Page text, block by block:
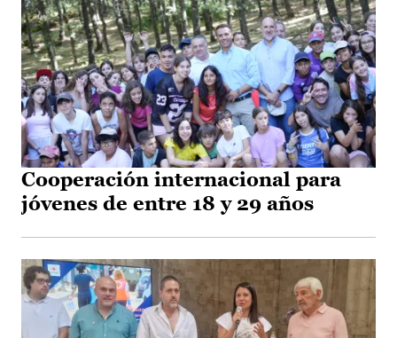
Cooperación internacional para
jóvenes de entre 18 y 29 años